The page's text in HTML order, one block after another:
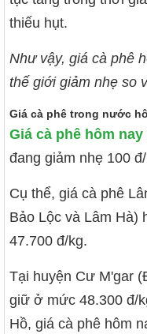
thiếu hụt.
Như vậy, giá cà phê
thế giới giảm nhẹ so
Giá cà phê trong nước
Giá cà phê hôm nay
đang giảm nhẹ 100
Cụ thể, giá cà phê
Bảo Lộc và Lâm Hà)
47.700 đ/kg.
Tại huyện Cư M'gar
giữ ở mức 48.300 đ/
Hồ, giá cà phê hôm